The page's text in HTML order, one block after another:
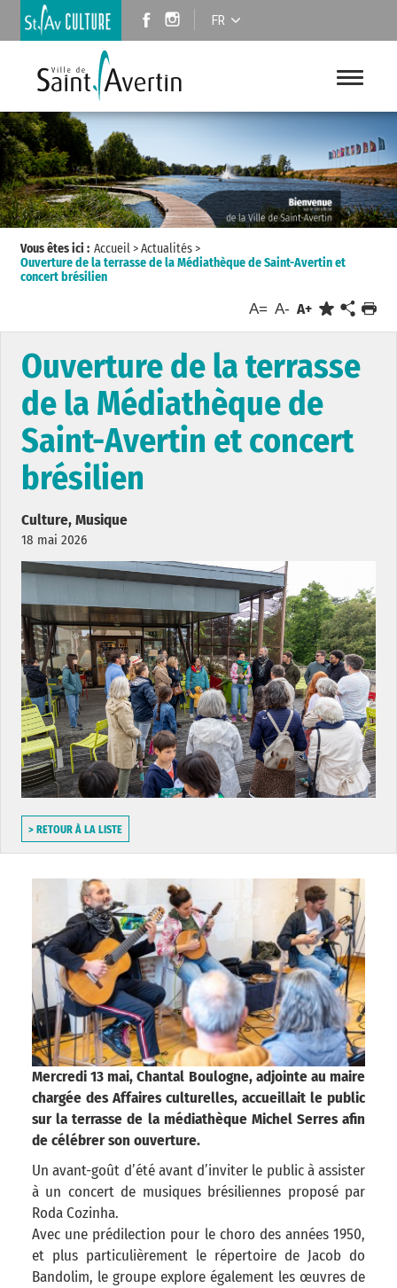
FR
Vous êtes ici : Accueil>Actualités>
Ouverture de la terrasse de la Médiathèque de Saint-Avertin et
concert brésilien
A= A- A+
Ouverture de la terrasse
de la Médiathèque de
Saint-Avertin et concert
brésilien
Culture, Musique
18 mai 2026
> RETOUR À LA LISTE
Mercredi 13 mai, Chantal Boulogne, adjointe au maire
chargée des Affaires culturelles, accueillait le public
sur la terrasse de la médiathèque Michel Serres afin
de célébrer son ouverture.
Un avant-goût d’été avant d’inviter le public à assister
à un concert de musiques brésiliennes proposé par
Roda Cozinha.
Avec une prédilection pour le choro des années 1950,
et plus particulièrement le répertoire de Jacob do
Bandolim, le groupe explore également les œuvres de